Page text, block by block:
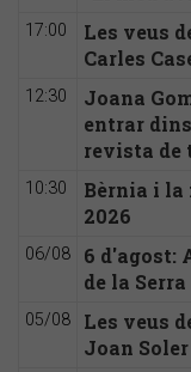
17:00
Les veus
Carles
12:30
Joana
entrar
revista de
10:30
Bèrnia i la
2026
06/08
6 d'agost:
de la Serra
05/08
Les veus
Joan